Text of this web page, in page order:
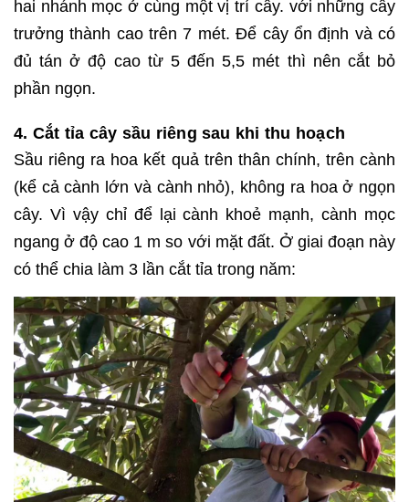
hai nhánh mọc ở cùng một vị trí cây. với những cây
trưởng thành cao trên 7 mét. Để cây ổn định và có
đủ tán ở độ cao từ 5 đến 5,5 mét thì nên cắt bỏ
phần ngọn.
4. Cắt tỉa cây sầu riêng sau khi thu hoạch
Sầu riêng ra hoa kết quả trên thân chính, trên cành
(kể cả cành lớn và cành nhỏ), không ra hoa ở ngọn
cây. Vì vậy chỉ để lại cành khoẻ mạnh, cành mọc
ngang ở độ cao 1 m so với mặt đất. Ở giai đoạn này
có thể chia làm 3 lần cắt tỉa trong năm: